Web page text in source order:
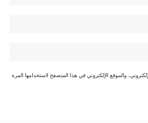
والموقع الإلكتروني في هذا المتصفح لاستخدامها المرة